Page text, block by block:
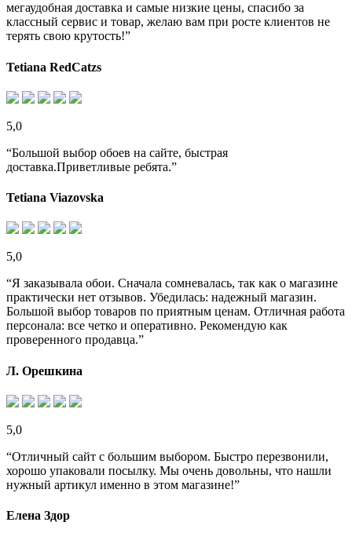
мегаудобная доставка и самые низкие цены, спасибо за
классный сервис и товар, желаю вам при росте клиентов не
терять свою крутость!”
Tetiana RedCatzs
5,0
“Большой выбор обоев на сайте, быстрая
доставка.Приветливые ребята.”
Tetiana Viazovska
5,0
“Я заказывала обои. Сначала сомневалась, так как о магазине
практически нет отзывов. Убедилась: надежный магазин.
Большой выбор товаров по приятным ценам. Отличная работа
персонала: все четко и оперативно. Рекомендую как
проверенного продавца.”
Л. Орешкина
5,0
“Отличный сайт с большим выбором. Быстро перезвонили,
хорошо упаковали посылку. Мы очень довольны, что нашли
нужный артикул именно в этом магазине!”
Елена Здор